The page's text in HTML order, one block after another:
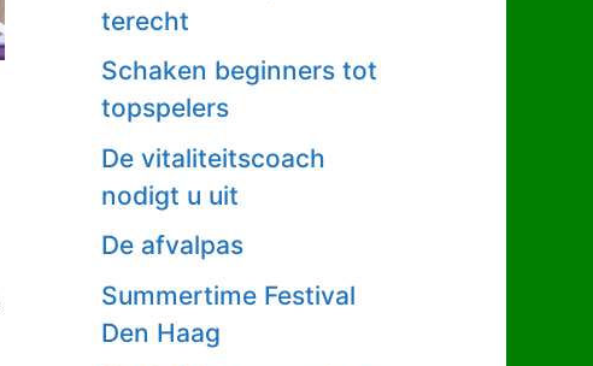
terecht
Schaken beginners tot
topspelers
De vitaliteitscoach
nodigt u uit
De afvalpas
Summertime Festival
Den Haag